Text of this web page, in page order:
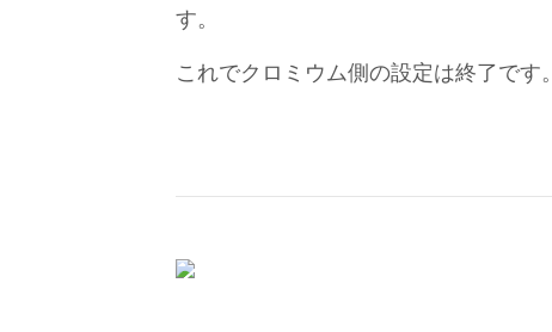
す。
これでクロミウム側の設定は終了です。